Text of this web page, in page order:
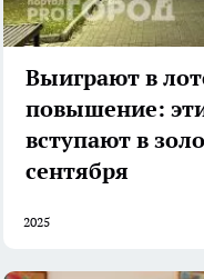
Выиграют в
повышение:
вступают в
сентября
2025